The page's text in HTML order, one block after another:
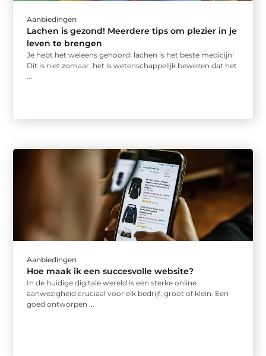
Aanbiedingen
Lachen is gezond! Meerdere tips om plezier in je
leven te brengen
Je hebt het weleens gehoord: lachen is het beste medicijn!
Dit is niet zomaar, het is wetenschappelijk bewezen dat het
...
Aanbiedingen
Hoe maak ik een succesvolle website?
In de huidige digitale wereld is een sterke online
aanwezigheid cruciaal voor elk bedrijf, groot of klein. Een
goed ontworpen ...